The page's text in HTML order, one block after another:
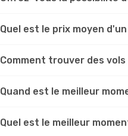
Quel est le prix moyen
Comment trouver des vols
Quand est le meilleur
Quel est le meilleur